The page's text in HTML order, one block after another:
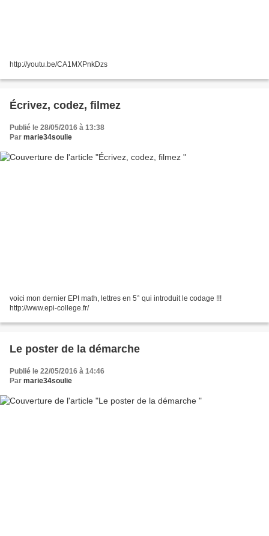
http://youtu.be/CA1MXPnkDzs
Écrivez, codez, filmez
Publié le 28/05/2016 à 13:38
Par marie34soulie
voici mon dernier EPI math, lettres en 5° qui introduit le codage !!!
http://www.epi-college.fr/
Le poster de la démarche
Publié le 22/05/2016 à 14:46
Par marie34soulie